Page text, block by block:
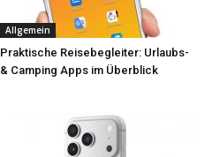
Allgemein
Praktische Reisebegleiter: Urlaubs-
& Camping Apps im Überblick